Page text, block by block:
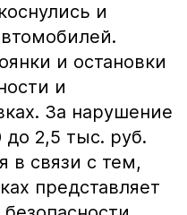
и
и остановки
и
За нарушение
2,5 тыс. руб.
в связи с тем,
представляет